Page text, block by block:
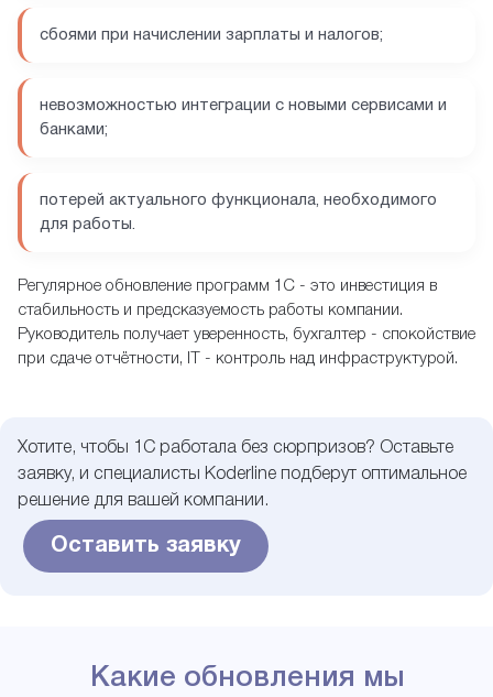
сбоями при начислении зарплаты и налогов;
невозможностью интеграции с новыми сервисами и
банками;
потерей актуального функционала, необходимого
для работы.
Регулярное обновление программ 1С - это инвестиция в
стабильность и предсказуемость работы компании.
Руководитель получает уверенность, бухгалтер - спокойствие
при сдаче отчётности, IT - контроль над инфраструктурой.
Хотите, чтобы 1С работала без сюрпризов? Оставьте
заявку, и специалисты Koderline подберут оптимальное
решение для вашей компании.
Оставить заявку
Какие обновления мы